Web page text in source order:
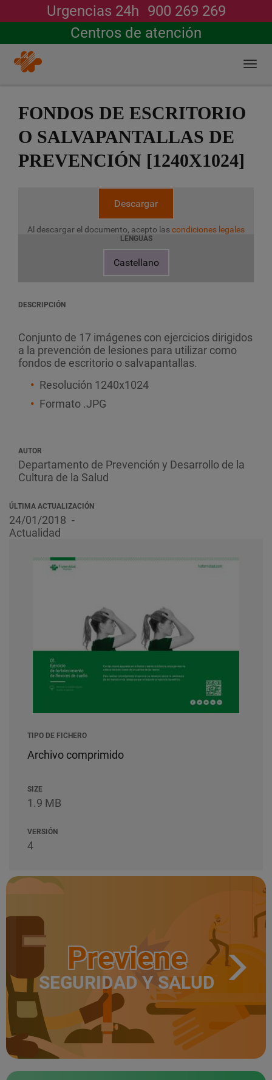
contenido
Urgencias 24h 900 269 269
Centros de atención
Buscar
FONDOS DE ESCRITORIO
O SALVAPANTALLAS DE
PREVENCIÓN [1240X1024]
Descargar
Al descargar el documento, acepto lascondiciones legales
LENGUAS
Castellano
DESCRIPCIÓN
Conjunto de 17 imágenes con ejercicios dirigidos
a la prevención de lesiones para utilizar como
fondos de escritorio o salvapantallas.
Resolución 1240x1024
Formato .JPG
AUTOR
Departamento de Prevención y Desarrollo de la
Cultura de la Salud
ÚLTIMA ACTUALIZACIÓN
24/01/2018
Actualidad
TIPO DE FICHERO
Archivo comprimido
SIZE
1.9 MB
VERSIÓN
4
Previene
SEGURIDAD Y SALUD